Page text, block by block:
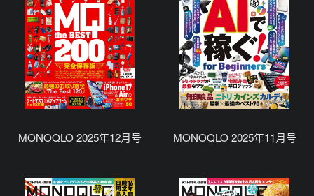
MONOQLO 2025年12月号 MONOQLO 2025年11月号